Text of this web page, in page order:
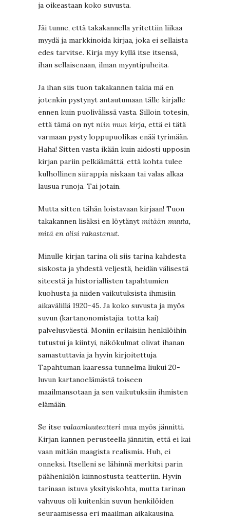
ja oikeastaan koko suvusta.
Jäi tunne, että takakannella yritettiin liikaa
myydä ja markkinoida kirjaa, joka ei sellaista
edes tarvitse. Kirja myy kyllä itse itsensä,
ihan sellaisenaan, ilman myyntipuheita.
Ja ihan siis tuon takakannen takia mä en
jotenkin pystynyt antautumaan tälle kirjalle
ennen kuin puolivälissä vasta. Silloin totesin,
että tämä on nyt niin mun kirja, että ei tätä
varmaan pysty loppupuolikas enää tyrimään.
Haha! Sitten vasta ikään kuin aidosti upposin
kirjan pariin pelkäämättä, että kohta tulee
kulhollinen siirappia niskaan tai valas alkaa
lausua runoja. Tai jotain.
Mutta sitten tähän loistavaan kirjaan! Tuon
takakannen lisäksi en löytänyt mitään muuta,
mitä en olisi rakastanut.
Minulle kirjan tarina oli siis tarina kahdesta
siskosta ja yhdestä veljestä, heidän välisestä
siteestä ja historiallisten tapahtumien
kuohusta ja niiden vaikutuksista ihmisiin
aikavälillä 1920-45. Ja koko suvusta ja myös
suvun (kartanonomistajia, totta kai)
palvelusväestä. Moniin erilaisiin henkilöihin
tutustui ja kiintyi, näkökulmat olivat ihanan
samastuttavia ja hyvin kirjoitettuja.
Tapahtuman kaaressa tunnelma liukui 20-
luvun kartanoelämästä toiseen
maailmansotaan ja sen vaikutuksiin ihmisten
elämään.
Se itse valaanluuteatteri mua myös jännitti.
Kirjan kannen perusteella jännitin, että ei kai
vaan mitään maagista realismia. Huh, ei
onneksi. Itselleni se lähinnä merkitsi parin
päähenkilön kiinnostusta teatteriin. Hyvin
tarinaan istuva yksityiskohta, mutta tarinan
vahvuus oli kuitenkin suvun henkilöiden
seuraamisessa eri maailman aikakausina.